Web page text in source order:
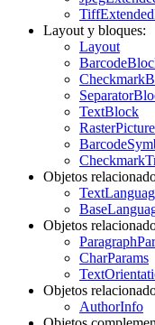
Layout y bloques:
Layout
TextBlock
Objetos
Objetos
CharParams
Objetos
AuthorInfo